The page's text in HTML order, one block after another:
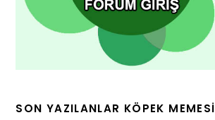
SON YAZILANLAR KÖPEK MEMESI